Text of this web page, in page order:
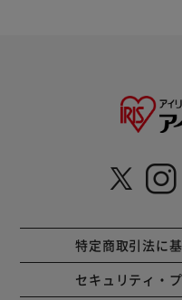
特定商取引法に
セキュリティ・